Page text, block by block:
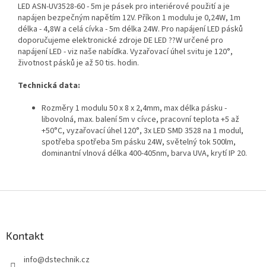
LED ASN-UV3528-60 - 5m je pásek pro interiérové použití a je
napájen bezpečným napětím 12V. Příkon 1 modulu je 0,24W, 1m
délka - 4,8W a celá cívka - 5m délka 24W. Pro napájení LED pásků
doporučujeme elektronické zdroje DE LED ??W určené pro
napájení LED - viz naše nabídka. Vyzařovací úhel svitu je 120°,
životnost pásků je až 50 tis. hodin.
Technická data:
Rozměry 1 modulu 50 x 8 x 2,4mm, max délka pásku -
libovolná, max. balení 5m v cívce, pracovní teplota +5 až
+50°C, vyzařovací úhel 120°, 3x LED SMD 3528 na 1 modul,
spotřeba spotřeba 5m pásku 24W, světelný tok 500lm,
dominantní vlnová délka 400-405nm, barva UVA, krytí IP 20.
Kontakt
info@dstechnik.cz